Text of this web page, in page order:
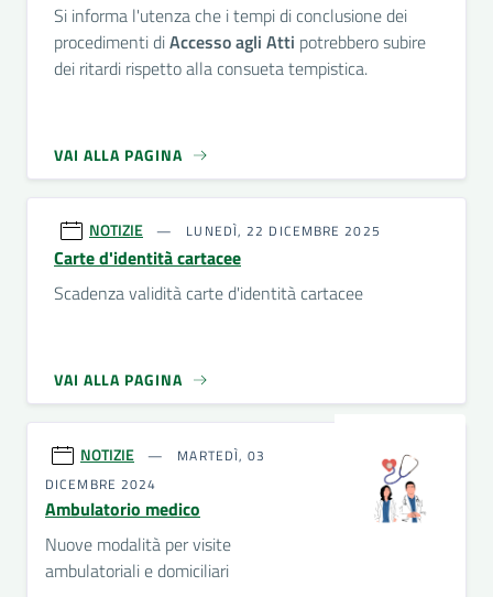
Si informa l'utenza che i tempi di conclusione dei
procedimenti diAccesso agli Atti potrebbero subire
dei ritardi rispetto alla consueta tempistica.
VAI ALLA PAGINA
NOTIZIE LUNEDÌ, 22 DICEMBRE 2025
Carte d'identità cartacee
Scadenza validità carte d'identità cartacee
VAI ALLA PAGINA
NOTIZIE
MARTEDÌ, 03
DICEMBRE 2024
Ambulatorio medico
Nuove modalità per visite
ambulatoriali e domiciliari